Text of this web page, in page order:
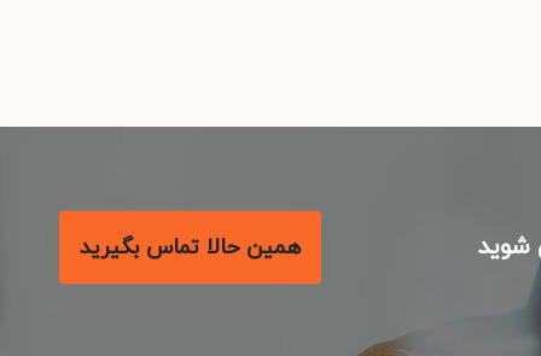
همین حالا تماس بگیرید